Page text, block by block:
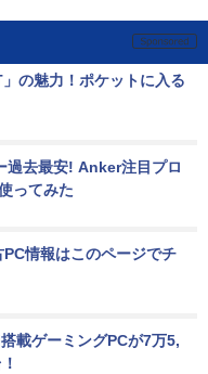
の魅力！ポケットに入る
過去最安! Anker注目プロ
ってみた
情報はこのページでチ
載ゲーミングPCが7万5,